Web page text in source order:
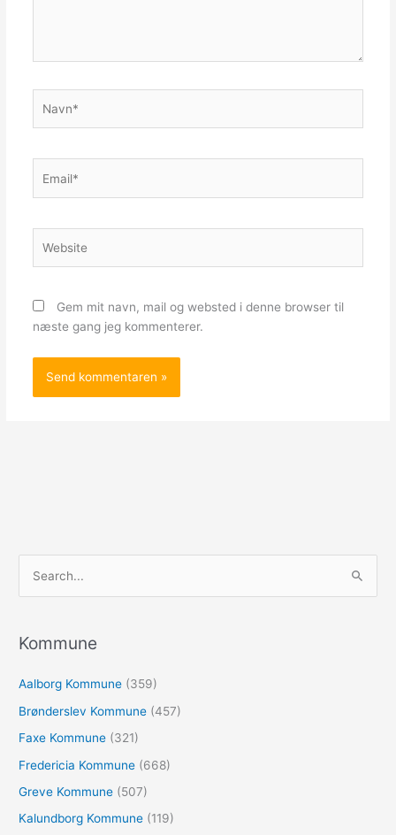
Gem mit navn, mail og websted i denne browser til
næste gang jeg kommenterer.
e
t
e
r
Kommune
Aalborg Kommune (359)
Brønderslev Kommune (457)
Faxe Kommune (321)
Fredericia Kommune (668)
Greve Kommune (507)
Kalundborg Kommune (119)